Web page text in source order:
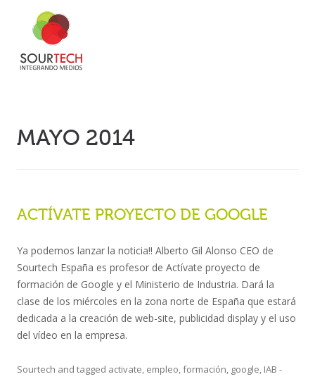
MAYO 2014
ACTÍVATE PROYECTO DE GOOGLE
Ya podemos lanzar la noticia!! Alberto Gil Alonso CEO de
Sourtech España es profesor de Actívate proyecto de
formación de Google y el Ministerio de Industria. Dará la
clase de los miércoles en la zona norte de España que estará
dedicada a la creación de web-site, publicidad display y el uso
del vídeo en la empresa.
Sourtech and tagged activate, empleo,formación, google, IAB -